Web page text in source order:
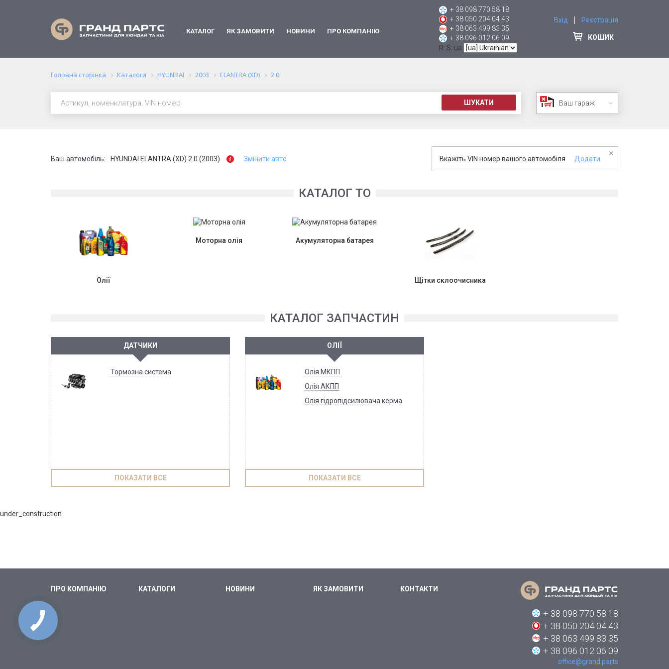
КАТАЛОГ ЯК ЗАМОВИТИ НОВИНИ ПРО КОМПАНІЮ
+ 38 098 770 58 18
+ 38 050 204 04 43
+ 38 063 499 83 35
+ 38 096 012 06 09
R: S: ua
Вхід Реєстрація
КОШИК
Головна сторінка Каталоги HYUNDAI 2003 ELANTRA (XD) 2.0
ШУКАТИ Ваш гараж
Ваш автомобіль: HYUNDAI ELANTRA (XD) 2.0 (2003) Змінити авто Вкажіть VIN номер вашого автомобіля Додати
×
КАТАЛОГ ТО
Олії
Моторна олія Акумуляторна батарея
Щітки склоочисника
КАТАЛОГ ЗАПЧАСТИН
ДАТЧИКИ
Тормозна система
ПОКАЗАТИ ВСЕ
ОЛІЇ
Олія МКПП
Олія АКПП
Олія гідропідсилювача керма
ПОКАЗАТИ ВСЕ
under_construction
ПРО КОМПАНІЮ КАТАЛОГИ НОВИНИ ЯК ЗАМОВИТИ КОНТАКТИ
+ 38 098 770 58 18
+ 38 050 204 04 43
+ 38 063 499 83 35
+ 38 096 012 06 09
office@grand.parts